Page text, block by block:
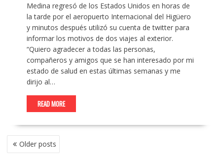
Medina regresó de los Estados Unidos en horas de
la tarde por el aeropuerto Internacional del Higüero
y minutos después utilizó su cuenta de twitter para
informar los motivos de dos viajes al exterior.
“Quiero agradecer a todas las personas,
compañeros y amigos que se han interesado por mi
estado de salud en estas últimas semanas y me
dirijo al…
READ MORE
POSTS
NAVIGATION
Older posts